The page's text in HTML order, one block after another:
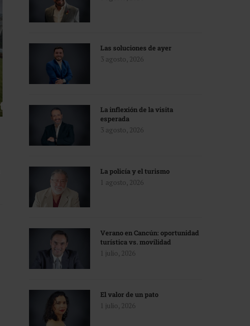
Las soluciones de ayer
3 agosto, 2026
La inflexión de la visita
esperada
3 agosto, 2026
La policía y el turismo
1 agosto, 2026
Verano en Cancún: oportunidad
turística vs. movilidad
1 julio, 2026
El valor de un pato
1 julio, 2026